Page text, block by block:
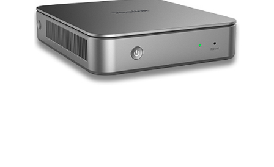
Gateway